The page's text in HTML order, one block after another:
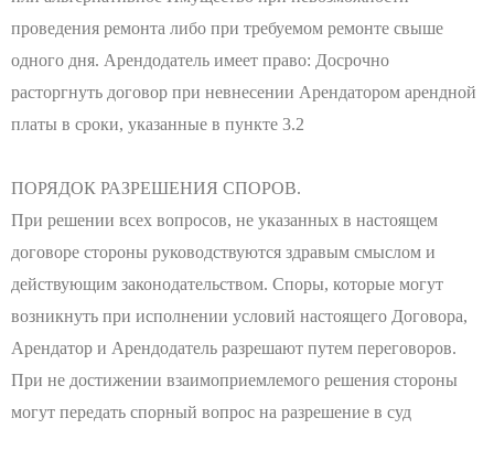
проведения ремонта либо при требуемом ремонте свыше
одного дня. Арендодатель имеет право: Досрочно
расторгнуть договор при невнесении Арендатором арендной
платы в сроки, указанные в пункте 3.2
ПОРЯДОК РАЗРЕШЕНИЯ СПОРОВ.
При решении всех вопросов, не указанных в настоящем
договоре стороны руководствуются здравым смыслом и
действующим законодательством. Споры, которые могут
возникнуть при исполнении условий настоящего Договора,
Арендатор и Арендодатель разрешают путем переговоров.
При не достижении взаимоприемлемого решения стороны
могут передать спорный вопрос на разрешение в суд